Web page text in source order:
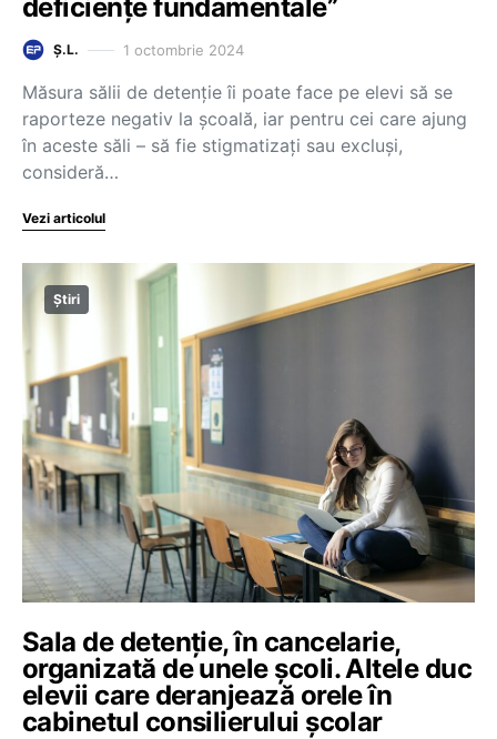
deficiențe fundamentale”
Ș.L. 1 octombrie 2024
Măsura sălii de detenție îi poate face pe elevi să se
raporteze negativ la școală, iar pentru cei care ajung
în aceste săli – să fie stigmatizați sau excluși,
consideră…
Vezi articolul
Știri
Sala de detenție, în cancelarie,
organizată de unele școli. Altele duc
elevii care deranjează orele în
cabinetul consilierului școlar